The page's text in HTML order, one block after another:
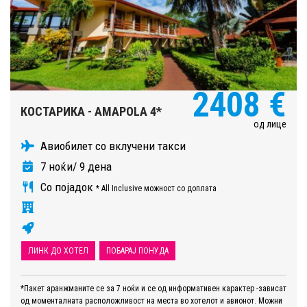
КОСТАРИКА - AMAPOLA 4* 2408 €
од лице
Авиобилет со вклучени такси
7 ноќи/ 9 дена
Со појадок * All Inclusive можност со доплата
ЛИНК ДО ХОТЕЛ ПОБАРАЈ ПОНУДА
*Пакет аранжманите се за 7 ноќи и се од информативен карактер -зависат
од моменталната расположливост на места во хотелот и авионот. Можни